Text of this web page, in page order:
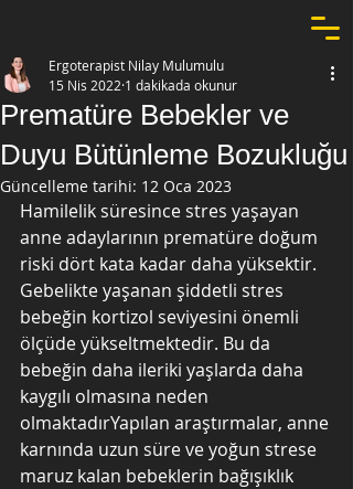
Prematüre Bebekler ve
Duyu Bütünleme Bozukluğu
Ergoterapist Nilay Mulumulu
15 Nis 2022 1 dakikada okunur
Güncelleme tarihi: 12 Oca 2023
Hamilelik süresince stres yaşayan
anne adaylarının prematüre doğum
riski dört kata kadar daha yüksektir.
Gebelikte yaşanan şiddetli stres
bebeğin kortizol seviyesini önemli
ölçüde yükseltmektedir. Bu da
bebeğin daha ileriki yaşlarda daha
kaygılı olmasına neden
olmaktadırYapılan araştırmalar, anne
karnında uzun süre ve yoğun strese
maruz kalan bebeklerin bağışıklık